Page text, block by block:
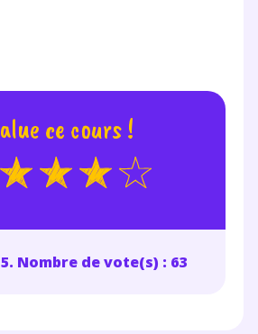
ce cours !
Nombre de vote(s) : 63